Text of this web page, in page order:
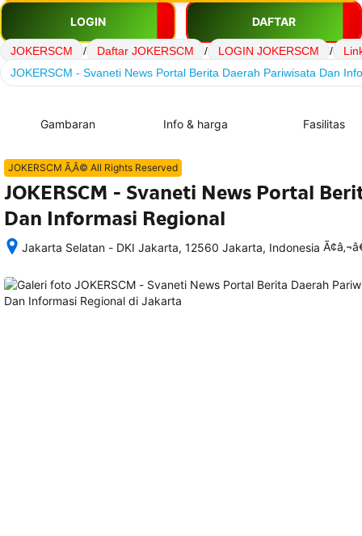
LOGIN DAFTAR
JOKERSCM / Daftar JOKERSCM / LOGIN JOKERSCM /
JOKERSCM - Svaneti News Portal Berita Daerah Pariwisata Dan
Gambaran Info & harga Fasilitas
JOKERSCM Ã‚Â© All Rights Reserved
JOKERSCM - Svaneti News Portal
Dan Informasi Regional
Jakarta Selatan - DKI Jakarta, 12560 Jakarta, Indonesia
memesan,
semua